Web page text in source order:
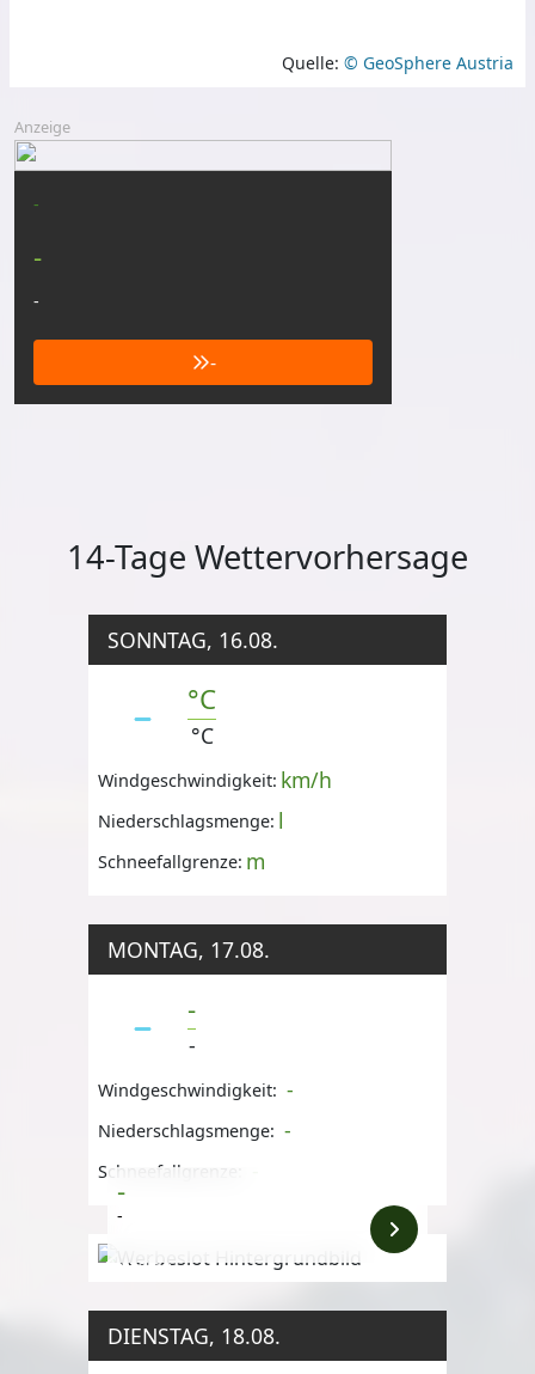
Quelle: © GeoSphere Austria
Anzeige
-
-
-
-
14-Tage Wettervorhersage
SONNTAG, 16.08.
°C
°C
Windgeschwindigkeit: km/h
Niederschlagsmenge: l
Schneefallgrenze: m
MONTAG, 17.08.
-
-
Windgeschwindigkeit: -
Niederschlagsmenge: -
Schneefallgrenze:
Anzeige
-
-
DIENSTAG, 18.08.